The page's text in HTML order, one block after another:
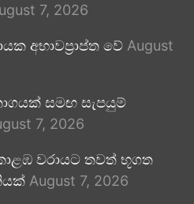
7, 2026
අභාවප්‍රාප්ත වේ August
සමඟ සැපයුම්
7, 2026
වරායට තවත් භූගත
August 7, 2026